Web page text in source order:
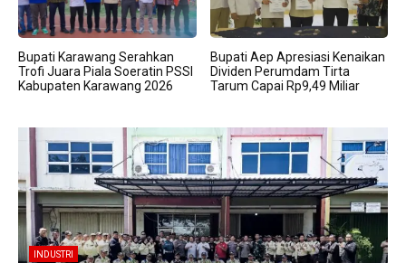
Bupati Karawang Serahkan
Trofi Juara Piala Soeratin PSSI
Kabupaten Karawang 2026
Bupati Aep Apresiasi Kenaikan
Dividen Perumdam Tirta
Tarum Capai Rp9,49 Miliar
BERITA